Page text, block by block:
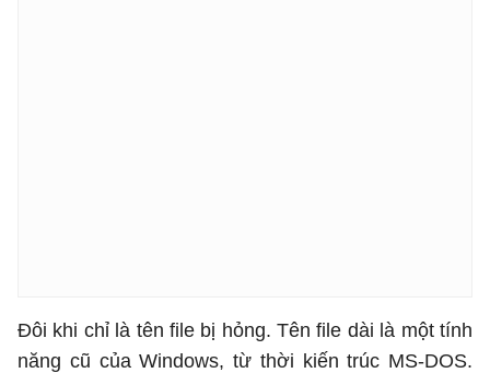
Đôi khi chỉ là tên file bị hỏng. Tên file dài là một tính
năng cũ của Windows, từ thời kiến trúc MS-DOS.